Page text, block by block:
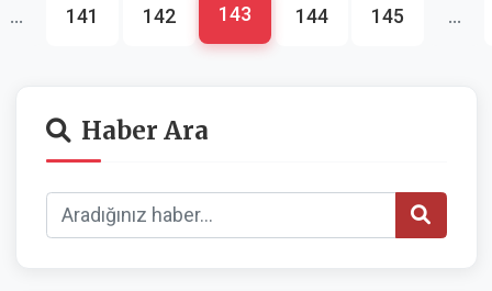
... 141 142 143 144 145 ...
Haber Ara